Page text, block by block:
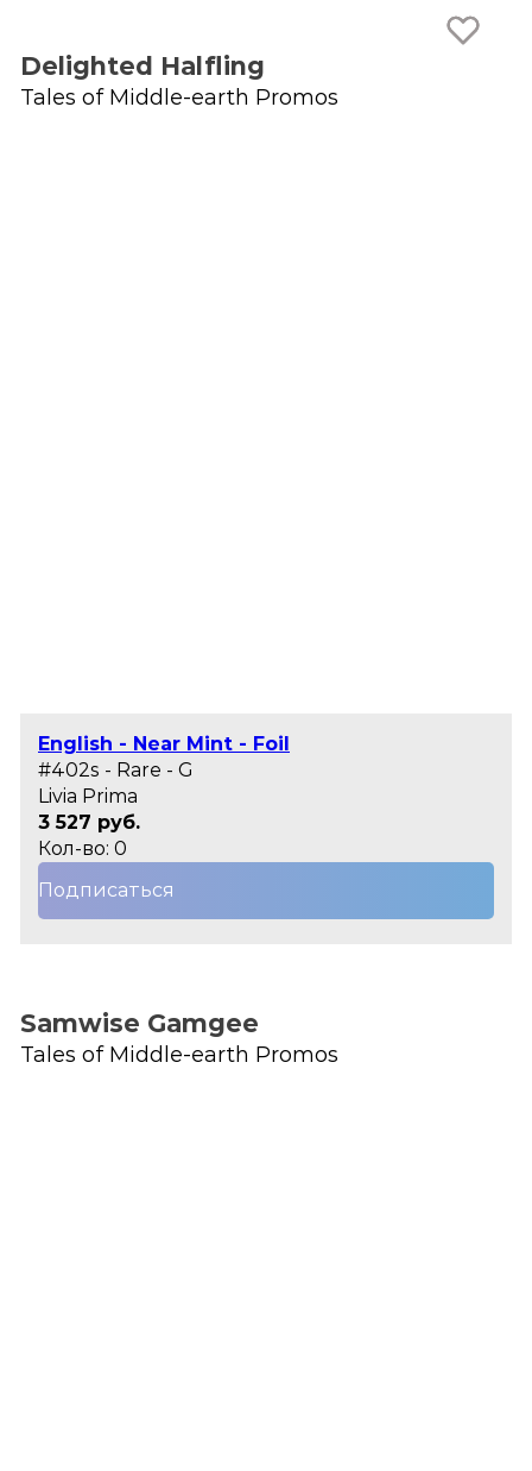
Delighted Halfling
Tales of Middle-earth Promos
English - Near Mint - Foil
#402s - Rare - G
Livia Prima
3 527 руб.
Кол-во: 0
Подписаться
Samwise Gamgee
Tales of Middle-earth Promos